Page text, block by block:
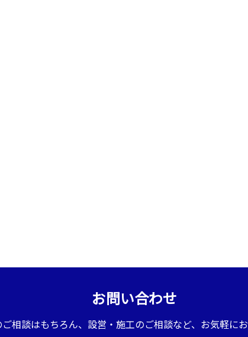
お問い合わせ
相談はもちろん、設営・施工のご相談など、お気軽に